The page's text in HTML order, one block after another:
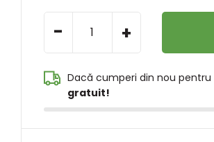
- +
Dacă cumperi din nou pentru
gratuit!